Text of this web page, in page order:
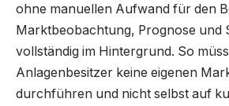
ohne manuellen Aufwand für den
Marktbeobachtung, Prognose und
vollständig im Hintergrund. So
Anlagenbesitzer keine eigenen
durchführen und nicht selbst auf